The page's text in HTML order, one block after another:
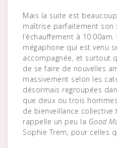
Mais la suite est
maîtrise parfaitement son
l’échauffement à
mégaphone qui est venu
accompagnée, et surtout
de se faire de nouvelles
massivement selon les
désormais regroupées
que deux ou trois
de bienveillance
rappelle un peu la Good
Sophie Trem, pour celles